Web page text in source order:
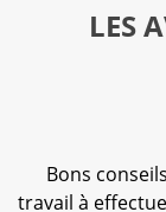
LES
Bons
travail à